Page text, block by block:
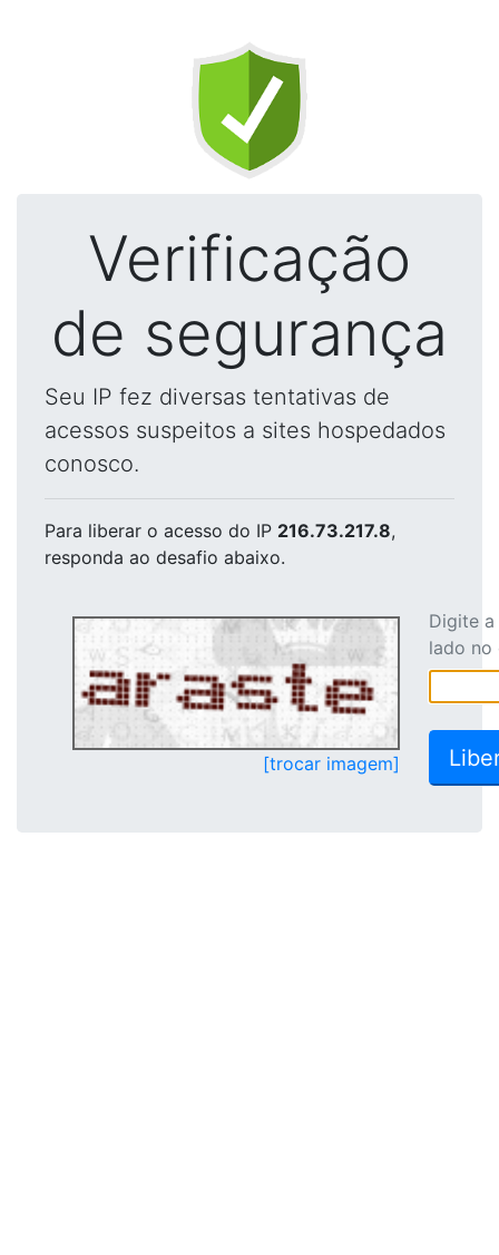
Verificação
de segurança
Seu IP fez diversas tentativas de
acessos suspeitos a sites hospedados
conosco.
Para liberar o acesso do IP 216.73.217.8,
responda ao desafio abaixo.
[trocar imagem]
Digite
lado no